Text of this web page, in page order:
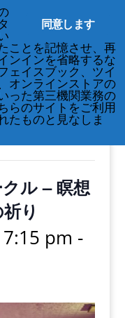
ル – 瞑想
り
pm -
同意します
ことを記憶させ、再
ンインを省略するな
ェイスブック、ツイ
オンラインストアの
った第三機関業務の
らのサイトをご利用
たものと見なしま